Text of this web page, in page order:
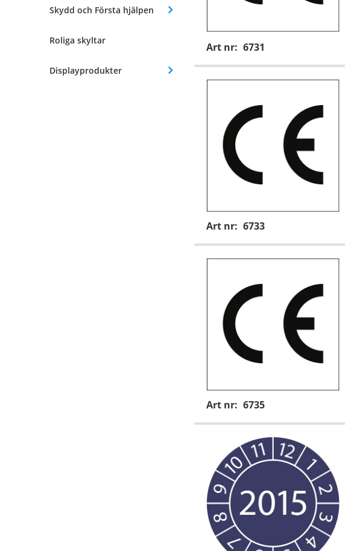
Skydd och Första hjälpen
Roliga skyltar
Displayprodukter
Art nr: 6731
Art nr: 6733
Art nr: 6735